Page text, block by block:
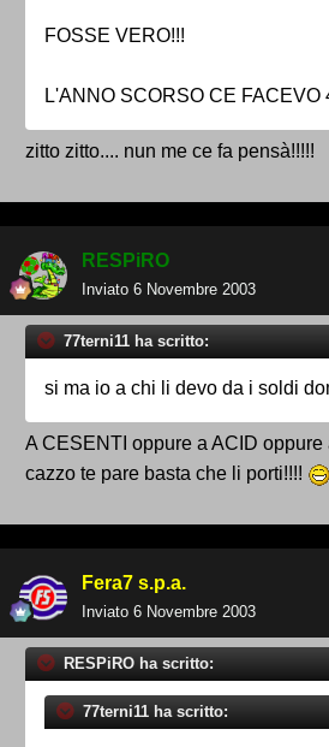
FOSSE VERO!!!
L'ANNO SCORSO CE FACEVO
zitto zitto.... nun me ce fa pensà!!!!!
RESPiRO
Inviato 6 Novembre 2003
77terni11 ha scritto:
si ma io a chi li devo da i soldi
A CESENTI oppure a ACID
cazzo te pare basta che li porti!!!!
Fera7 s.p.a.
Inviato 6 Novembre 2003
RESPiRO ha scritto:
77terni11 ha scritto: